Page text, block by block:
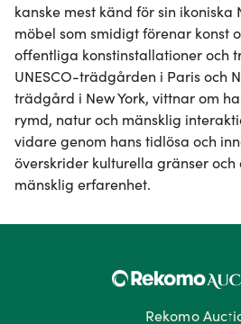
kanske mest känd för sin ikoniska
möbel som smidigt förenar konst
offentliga konstinstallationer och
UNESCO-trädgården i Paris och
trädgård i New York, vittnar om
rymd, natur och mänsklig
vidare genom hans tidlösa och
överskrider kulturella gränser
mänsklig erfarenhet.
Rekomo